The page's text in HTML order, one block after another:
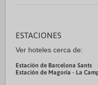
ESTACIONES
Ver hoteles cerca de:
Estación de Barcelona Sants
Estación de Magoria - La